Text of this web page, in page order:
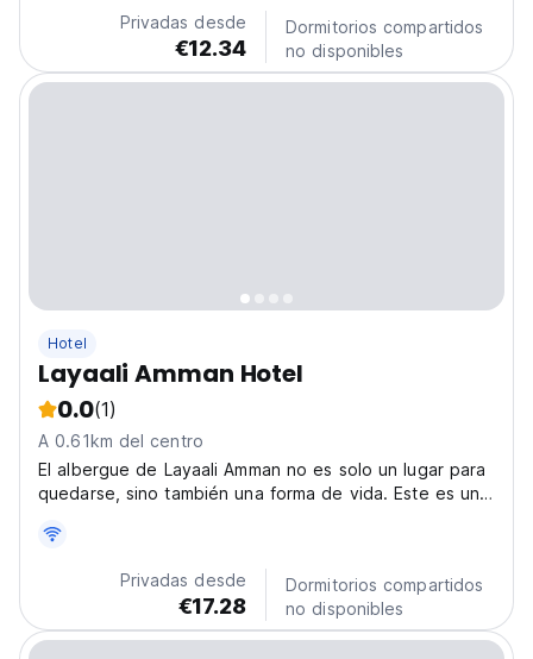
Privadas desde
€12.34
Dormitorios compartidos
no disponibles
Hotel
Layaali Amman Hotel
0.0(1)
A 0.61km del centro
El albergue de Layaali Amman no es solo un lugar para
quedarse, sino también una forma de vida. Este es un
Privadas desde
€17.28
Dormitorios compartidos
no disponibles